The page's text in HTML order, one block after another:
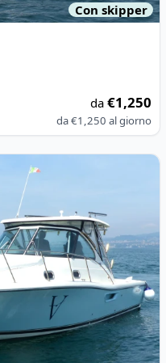
Con skipper
da€1,250
da€1,250 al giorno